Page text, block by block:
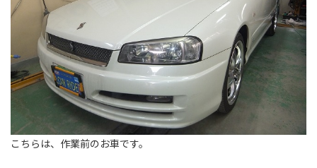
こちらは、作業前のお車です。